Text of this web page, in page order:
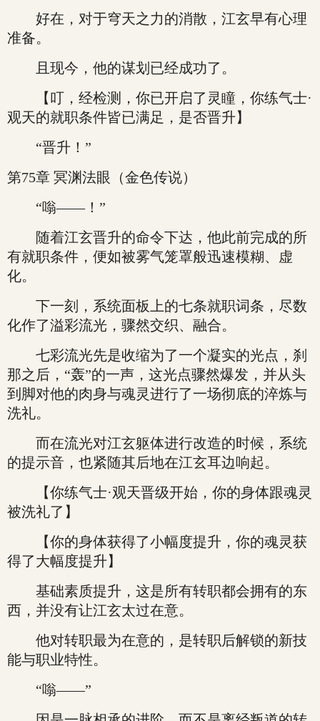
好在，对于穹天之力的消散，江玄早有心理
准备。
且现今，他的谋划已经成功了。
【叮，经检测，你已开启了灵瞳，你练气士·
观天的就职条件皆已满足，是否晋升】
“晋升！”
第75章 冥渊法眼（金色传说）
“嗡——！”
随着江玄晋升的命令下达，他此前完成的所
有就职条件，便如被雾气笼罩般迅速模糊、虚
化。
下一刻，系统面板上的七条就职词条，尽数
化作了溢彩流光，骤然交织、融合。
七彩流光先是收缩为了一个凝实的光点，刹
那之后，“轰”的一声，这光点骤然爆发，并从头
到脚对他的肉身与魂灵进行了一场彻底的淬炼与
洗礼。
而在流光对江玄躯体进行改造的时候，系统
的提示音，也紧随其后地在江玄耳边响起。
【你练气士·观天晋级开始，你的身体跟魂灵
被洗礼了】
【你的身体获得了小幅度提升，你的魂灵获
得了大幅度提升】
基础素质提升，这是所有转职都会拥有的东
西，并没有让江玄太过在意。
他对转职最为在意的，是转职后解锁的新技
能与职业特性。
“嗡——”